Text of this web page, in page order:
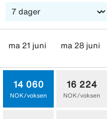
ma 21 juni ma 28 juni
14 060
NOK/voksen
16 224
NOK/voksen